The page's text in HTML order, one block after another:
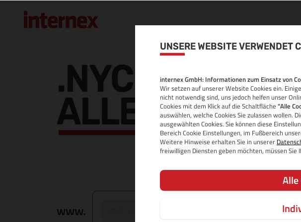
UNSERE WEBSITE VERWENDET
internex GmbH: Informationen zum Einsatz von
Wir setzen auf unserer Website Cookies ein.
nicht notwendig sind, uns jedoch helfen unser
Cookies mit dem Klick auf die Schaltfläche "Alle
auswählen, welche Cookies Sie zulassen wollen.
ausgewählten Cookies. Sie können diese
Bereich Cookie Einstellungen, im Fußbereich
Weitere Hinweise erhalten Sie in unserer
freiwilligen Diensten geben möchten, müssen
.NYC DOMAIN
ALLE INFOS
www. JETZT